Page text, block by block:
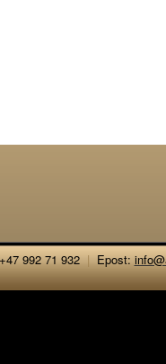
992 71 932|Epost: